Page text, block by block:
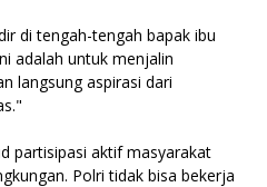
di tengah-tengah bapak ibu
adalah untuk menjalin
langsung aspirasi dari
partisipasi aktif masyarakat
Polri tidak bisa bekerja